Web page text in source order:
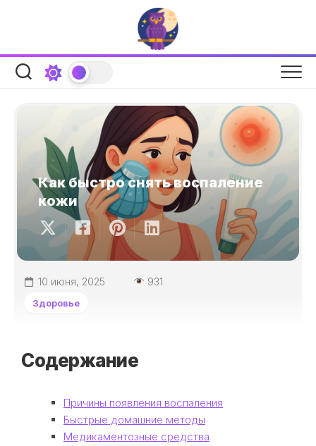
Как быстро снять воспаление
кожи
10 июня, 2025 931
Здоровье
Содержание
Причины появления воспаления
Быстрые домашние методы
Медикаментозные средства